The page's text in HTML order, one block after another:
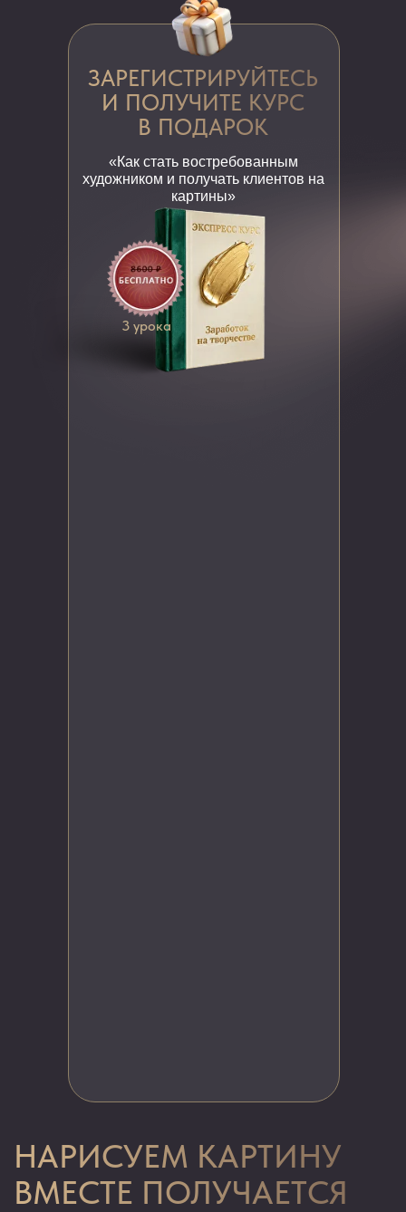
ЗАРЕГИСТРИРУЙТЕСЬ
И ПОЛУЧИТЕ КУРС
В ПОДАРОК
3 урока
«Как стать востребованным
художником и получать клиентов на
картины»
НАРИСУЕМ КАРТИНУ
ВМЕСТЕ ПОЛУЧАЕТСЯ
Всего за 5 дней вы создадите
свою реалистичную картину —
Технология
гиперреализма